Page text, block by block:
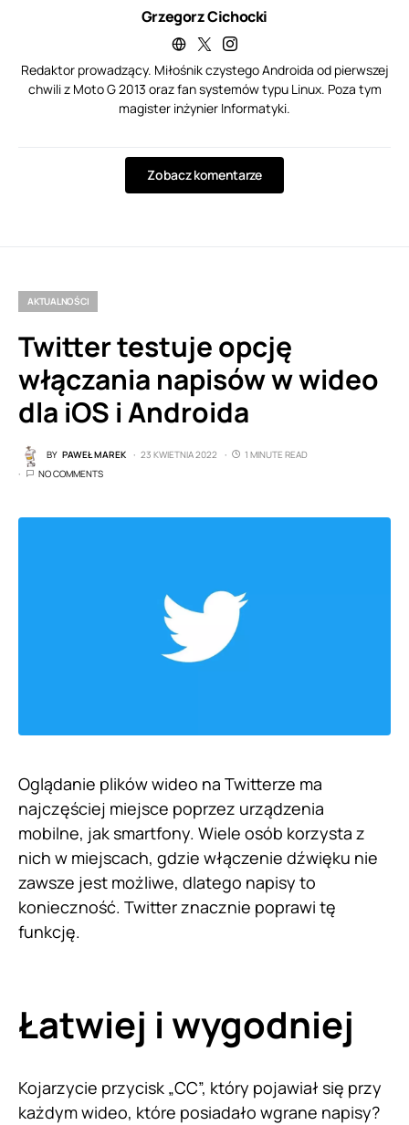
Grzegorz Cichocki
Redaktor prowadzący. Miłośnik czystego Androida od pierwszej
chwili z Moto G 2013 oraz fan systemów typu Linux. Poza tym
magister inżynier Informatyki.
Zobacz komentarze
AKTUALNOŚCI
Twitter testuje opcję
włączania napisów w wideo
dla iOS i Androida
BY PAWEŁ MAREK 23 KWIETNIA 2022
1 MINUTE READ
NO COMMENTS
Oglądanie plików wideo na Twitterze ma
najczęściej miejsce poprzez urządzenia
mobilne, jak smartfony. Wiele osób korzysta z
nich w miejscach, gdzie włączenie dźwięku nie
zawsze jest możliwe, dlatego napisy to
konieczność. Twitter znacznie poprawi tę
funkcję.
Łatwiej i wygodniej
Kojarzycie przycisk „CC”, który pojawiał się przy
każdym wideo, które posiadało wgrane napisy?